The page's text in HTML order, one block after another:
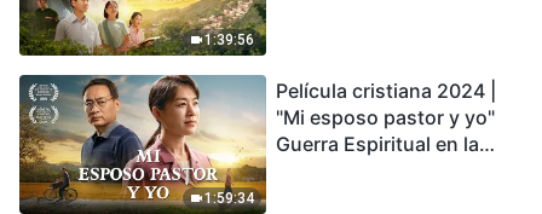
1:39:56
1:59:34
Película cristiana 2024 |
"Mi esposo pastor y yo"
Guerra Espiritual en la